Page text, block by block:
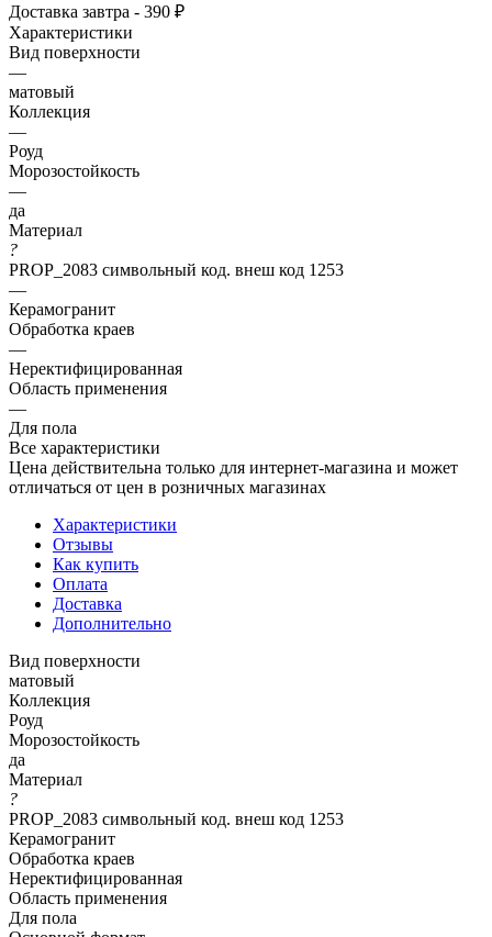
Доставка завтра - 390 ₽
Характеристики
Вид поверхности
—
матовый
Коллекция
—
Роуд
Морозостойкость
—
да
Материал
?
PROP_2083 символьный код. внеш код 1253
—
Керамогранит
Обработка краев
—
Неректифицированная
Область применения
—
Для пола
Все характеристики
Цена действительна только для интернет-магазина и может
отличаться от цен в розничных магазинах
Характеристики
Отзывы
Как купить
Оплата
Доставка
Дополнительно
Вид поверхности
матовый
Коллекция
Роуд
Морозостойкость
да
Материал
?
PROP_2083 символьный код. внеш код 1253
Керамогранит
Обработка краев
Неректифицированная
Область применения
Для пола